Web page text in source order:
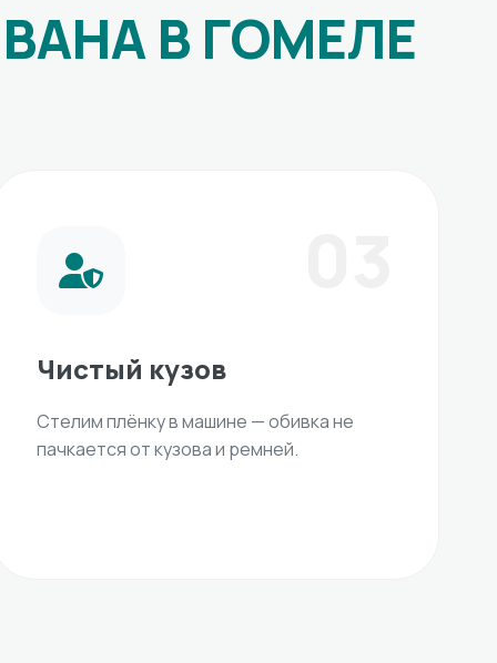
В ГОМЕЛЕ
Чистый кузов
Стелим плёнку в машине — обивка не
пачкается от кузова и ремней.